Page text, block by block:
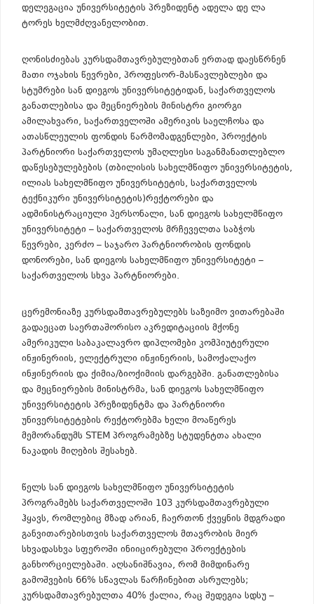
დელეგაცია უნივერსიტეტის პრეზიდენტ ადელა დე ლა
ტორეს ხელმძღვანელობით.
ღონისძიებას კურსდამთავრებულებთან ერთად დაესწრნენ
მათი ოჯახის წევრები, პროფესორ-მასწავლებლები და
სტუმრები სან დიეგოს უნივერსიტეტიდან, საქართველოს
განათლებისა და მეცნიერების მინისტრი გიორგი
ამილახვარი, საქართველოში ამერიკის საელჩოსა და
ათასწლეულის ფონდის წარმომადგენლები, პროექტის
პარტნიორი საქართველოს უმაღლესი საგანმანათლებლო
დაწესებულებების (თბილისის სახელმწიფო უნივერსიტეტის,
ილიას სახელმწიფო უნივერსიტეტის, საქართველოს
ტექნიკური უნივერსიტეტის)რექტორები და
ადმინისტრაციული პერსონალი, სან დიეგოს სახელმწიფო
უნივერსიტეტი – საქართველოს მრჩეველთა საბჭოს
წევრები, კერძო – საჯარო პარტნიორობის ფონდის
დონორები, სან დიეგოს სახელმწიფო უნივერსიტეტი –
საქართველოს სხვა პარტნიორები.
ცერემონიაზე კურსდამთავრებულებს საზეიმო ვითარებაში
გადაეცათ საერთაშორისო აკრედიტაციის მქონე
ამერიკული საბაკალავრო დიპლომები კომპიუტერული
ინჟინერიის, ელექტრული ინჟინერიის, სამოქალაქო
ინჟინერიის და ქიმია/ბიოქიმიის დარგებში. განათლებისა
და მეცნიერების მინისტრმა, სან დიეგოს სახელმწიფო
უნივერსიტეტის პრეზიდენტმა და პარტნიორი
უნივერსიტეტების რექტორებმა ხელი მოაწერეს
მემორანდუმს STEM პროგრამებზე სტუდენტთა ახალი
ნაკადის მიღების შესახებ.
წელს სან დიეგოს სახელმწიფო უნივერსიტეტის
პროგრამებს საქართველოში 103 კურსდამთავრებული
ჰყავს, რომლებიც მზად არიან, ჩაერთონ ქვეყნის მდგრადი
განვითარებისთვის საქართველოს მთავრობის მიერ
სხვადასხვა სფეროში ინიიცირებული პროექტების
განხორციელებაში. აღსანიშნავია, რომ მიმდინარე
გამოშვების 66% სწავლას წარჩინებით ასრულებს;
კურსდამთავრებულთა 40% ქალია, რაც შედეგია სდსუ –